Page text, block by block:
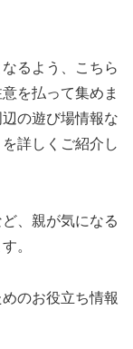
るよう、こちら
を払って集めま
の遊び場情報な
詳しくご紹介し
、親が気になる
。
のお役立ち情報